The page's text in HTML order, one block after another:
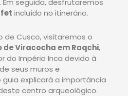
seguida, desfrutaremos
incluído no itinerário.
de Cusco, visitaremos o
de Viracocha em Raqchi,
do Império Inca devido à
seus muros e
guia explicará a importância
centro arqueológico.